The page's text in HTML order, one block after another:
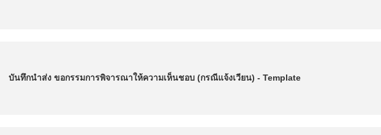
บันทึกนำส่ง ขอกรรมการพิจารณาให้ความเห็นชอบ (กรณีแจ้งเวียน) - Template